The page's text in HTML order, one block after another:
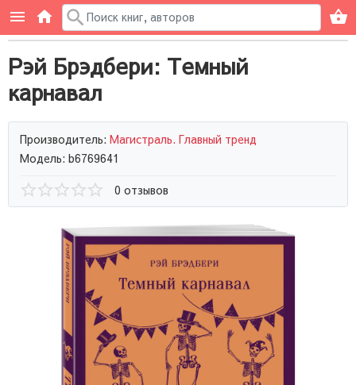
Рэй Брэдбери: Темный
карнавал
Производитель: Магистраль. Главный тренд
Модель: b6769641
0 отзывов